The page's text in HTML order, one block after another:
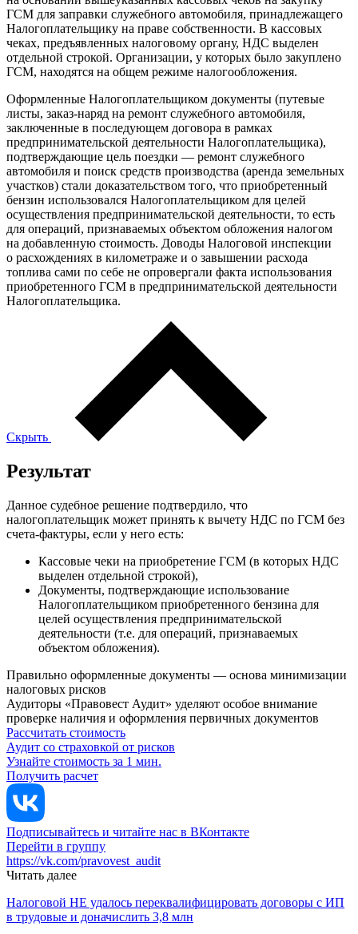
ГСМ для заправки служебного автомобиля, принадлежащего
Налогоплательщику на праве собственности. В кассовых
чеках, предъявленных налоговому органу, НДС выделен
отдельной строкой. Организации, у которых было закуплено
ГСМ, находятся на общем режиме налогообложения.
Оформленные Налогоплательщиком документы (путевые
листы, заказ-наряд на ремонт служебного автомобиля,
заключенные в последующем договора в рамках
предпринимательской деятельности Налогоплательщика),
подтверждающие цель поездки — ремонт служебного
автомобиля и поиск средств производства (аренда земельных
участков) стали доказательством того, что приобретенный
бензин использовался Налогоплательщиком для целей
осуществления предпринимательской деятельности, то есть
для операций, признаваемых объектом обложения налогом
на добавленную стоимость. Доводы Налоговой инспекции
о расхождениях в километраже и о завышении расхода
топлива сами по себе не опровергали факта использования
приобретенного ГСМ в предпринимательской деятельности
Налогоплательщика.
Скрыть
Результат
Данное судебное решение подтвердило, что
налогоплательщик может принять к вычету НДС по ГСМ без
счета-фактуры, если у него есть:
Кассовые чеки на приобретение ГСМ (в которых НДС
выделен отдельной строкой),
Документы, подтверждающие использование
Налогоплательщиком приобретенного бензина для
целей осуществления предпринимательской
деятельности (т.е. для операций, признаваемых
объектом обложения).
Правильно оформленные документы — основа минимизации
налоговых рисков
Аудиторы «Правовест Аудит» уделяют особое внимание
проверке наличия и оформления первичных документов
Рассчитать стоимость
Аудит со страховкой от рисков
Узнайте стоимость за 1 мин.
Получить расчет
Подписывайтесь и читайте нас в ВКонтакте
Перейти в группу
https://vk.com/pravovest_audit
Читать далее
Налоговой НЕ удалось переквалифицировать договоры с ИП
в трудовые и доначислить 3,8 млн